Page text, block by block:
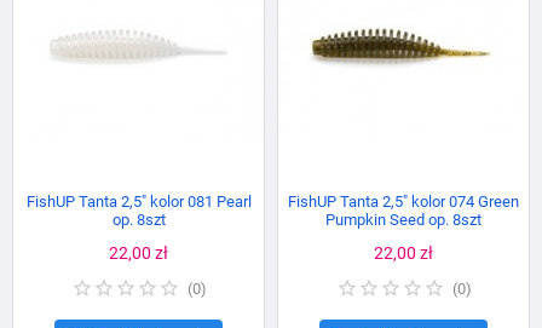
FishUP Tanta 2,5" kolor 081 Pearl
op. 8szt
Cena
22,00 zł
(0)
FishUP Tanta 2,5" kolor 074 Green
Pumpkin Seed op. 8szt
Cena
22,00 zł
(0)